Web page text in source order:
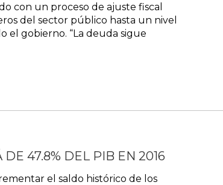
con un proceso de ajuste fiscal
del sector público hasta un nivel
el gobierno. “La deuda sigue
47.8% DEL PIB EN 2016
el saldo histórico de los